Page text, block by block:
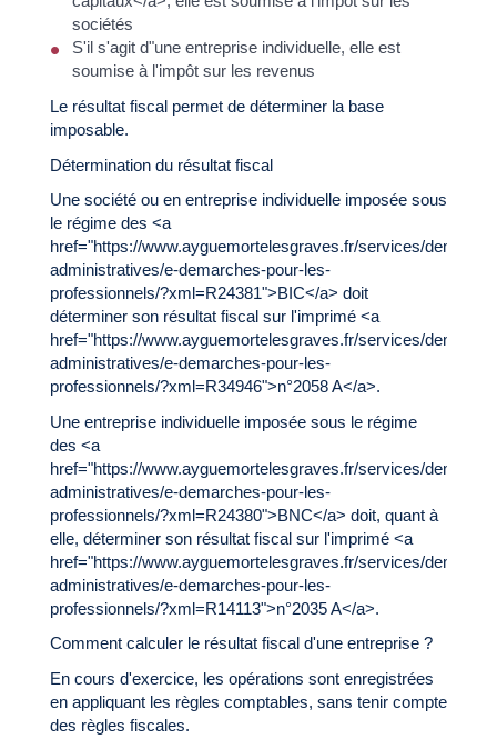
sociétés
S'il s'agit d"une entreprise individuelle, elle est
soumise à l'impôt sur les revenus
Le résultat fiscal permet de déterminer la base
imposable.
Détermination du résultat fiscal
Une société ou en entreprise individuelle imposée sous
le régime des <a
href="https://www.ayguemortelesgraves.fr/services/
administratives/e-demarches-pour-les-
professionnels/?xml=R24381">BIC</a> doit
déterminer son résultat fiscal sur l'imprimé <a
href="https://www.ayguemortelesgraves.fr/services/
administratives/e-demarches-pour-les-
professionnels/?xml=R34946">n°2058 A</a>.
Une entreprise individuelle imposée sous le régime
des <a
href="https://www.ayguemortelesgraves.fr/services/
administratives/e-demarches-pour-les-
professionnels/?xml=R24380">BNC</a> doit, quant à
elle, déterminer son résultat fiscal sur l'imprimé <a
href="https://www.ayguemortelesgraves.fr/services/
administratives/e-demarches-pour-les-
professionnels/?xml=R14113">n°2035 A</a>.
Comment calculer le résultat fiscal d'une entreprise ?
En cours d'exercice, les opérations sont enregistrées
en appliquant les règles comptables, sans tenir compte
des règles fiscales.